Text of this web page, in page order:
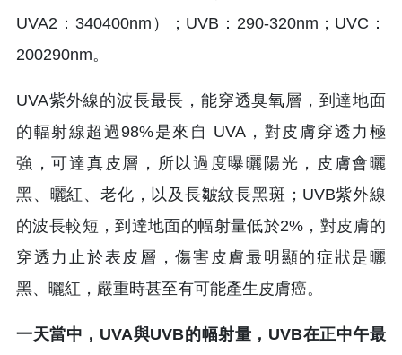
UVA2：340400nm）；UVB：290-320nm；UVC：
200290nm。
UVA紫外線的波長最長，能穿透臭氧層，到達地面
的輻射線超過98%是來自 UVA，對皮膚穿透力極
強，可達真皮層，所以過度曝曬陽光，皮膚會曬
黑、曬紅、老化，以及長皺紋長黑斑；UVB紫外線
的波長較短，到達地面的幅射量低於2%，對皮膚的
穿透力止於表皮層，傷害皮膚最明顯的症狀是曬
黑、曬紅，嚴重時甚至有可能產生皮膚癌。
一天當中，UVA與UVB的幅射量，UVB在正中午最